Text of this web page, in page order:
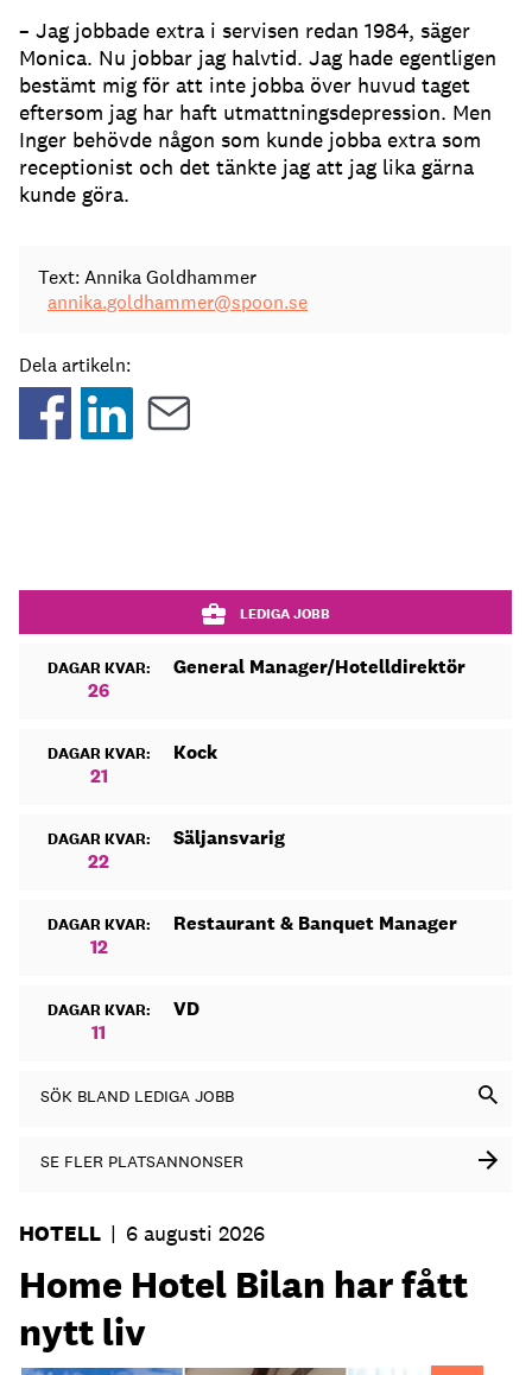
– Jag jobbade extra i servisen redan 1984, säger
Monica. Nu jobbar jag halvtid. Jag hade egentligen
bestämt mig för att inte jobba över huvud taget
eftersom jag har haft utmattningsdepression. Men
Inger behövde någon som kunde jobba extra som
receptionist och det tänkte jag att jag lika gärna
kunde göra.
Text: Annika Goldhammer
annika.goldhammer@spoon.se
Dela artikeln:
LEDIGA JOBB
DAGAR KVAR:
26
General Manager/Hotelldirektör
DAGAR KVAR:
21
Kock
DAGAR KVAR:
22
Säljansvarig
DAGAR KVAR:
12
Restaurant & Banquet Manager
DAGAR KVAR:
11
VD
SÖK BLAND LEDIGA JOBB
SE FLER PLATSANNONSER
HOTELL | 6 augusti 2026
Home Hotel Bilan har fått
nytt liv